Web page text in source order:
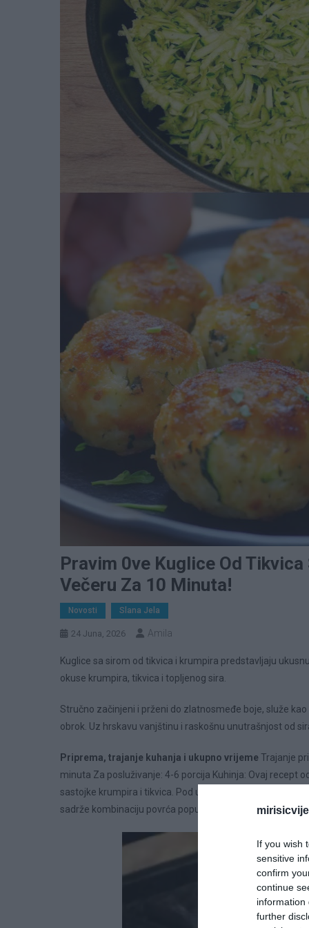
If you wish
sensitive
confirm
continue
information
further
Pravim 0ve Kuglice Od
Večeru Za 10 Minuta!
Novosti Slana Jela
24 Juna, 2026 Amila
Kuglice sa sirom od tikvica i krumpira predstavljaju
okuse krumpira, tikvica i topljenog sira.
Stručno začinjeni i prženi do zlatnosmeđe boje, služe
obrok. Uz hrskavu vanjštinu i raskošnu unutrašnjost od
Priprema, trajanje kuhanja i ukupno vrijeme Trajanje
minuta Za posluživanje: 4-6 porcija Kuhinja: Ovaj recept
sastojke krumpira i tikvica. Pod utjecajem je spoja
sadrže kombinaciju povrća poput tikvica i krumpira.